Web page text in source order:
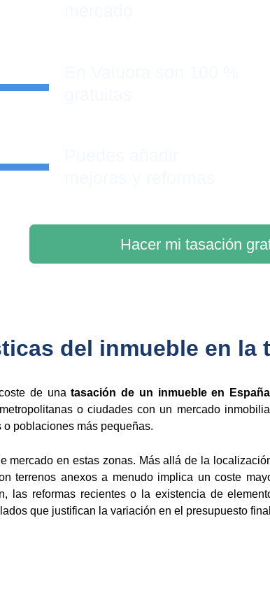
Hacer mi tasación
del inmueble en la
de una tasación de un inmueble en España
o ciudades con un mercado
poblaciones más pequeñas.
mercado en estas zonas. Más allá de la
terrenos anexos a menudo implica un coste
las reformas recientes o la existencia de
que justifican la variación en el presupuesto